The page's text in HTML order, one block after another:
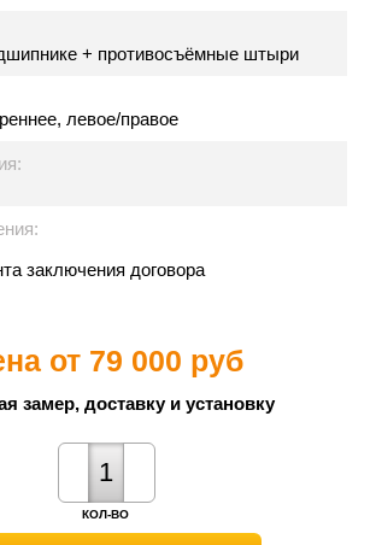
+ противосъёмные штыри
левое/правое
заключения договора
от 79 000 руб
замер, доставку и установку
КОЛ-ВО